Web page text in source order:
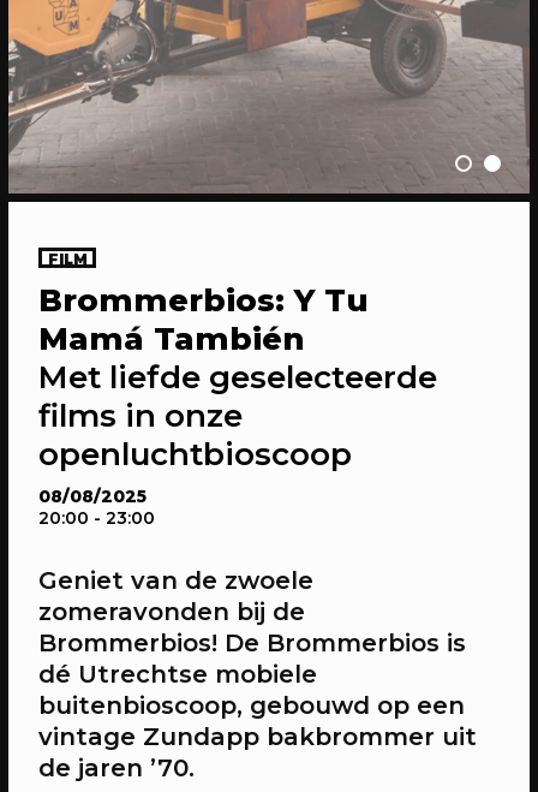
20/04/2023
Gesprekken: Onze stad, ons canvas
Over de verdiepende gesprekken op
Onze stad, ons canvas
20/04/2023 CONFERENTIE
Workshops: Onze stad, ons canvas
FILM
08/08/2025
20:00 - 23:00
Brommerbios: Y Tu
Mamá También
Met liefde geselecteerde
films in onze
openluchtbioscoop
Geniet van de zwoele
zomeravonden bij de
Brommerbios! De Brommerbios is
dé Utrechtse mobiele
buitenbioscoop, gebouwd op een
vintage Zundapp bakbrommer uit
de jaren ’70.